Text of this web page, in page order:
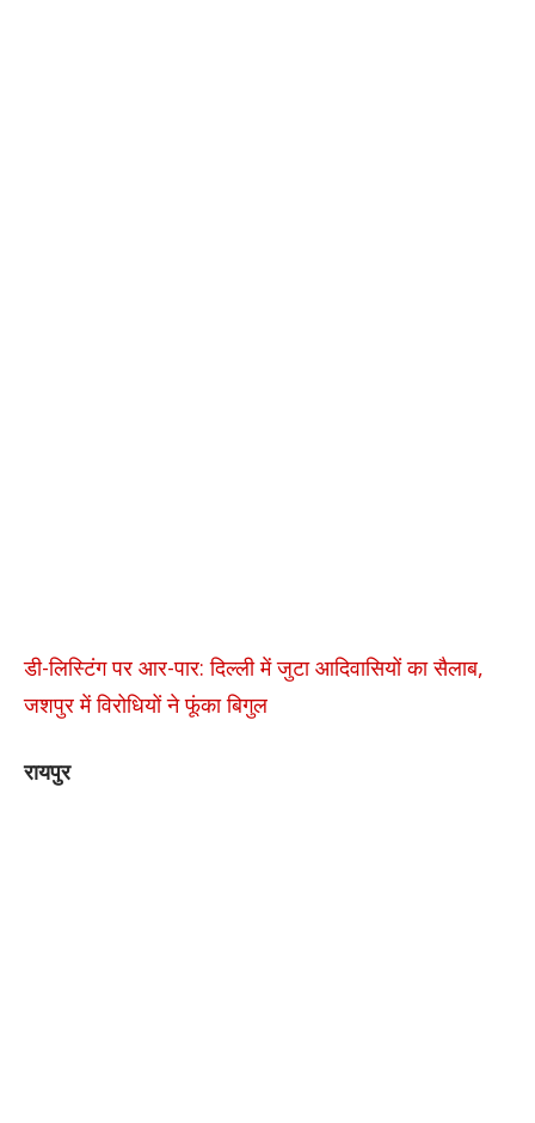
डी-लिस्टिंग पर आर-पार: दिल्ली में जुटा आदिवासियों का सैलाब,
जशपुर में विरोधियों ने फूंका बिगुल
रायपुर